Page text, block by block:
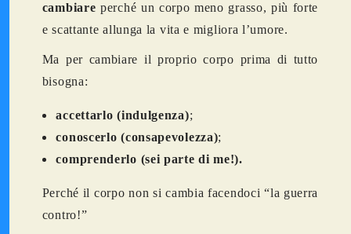
cambiare perché un corpo meno grasso, più forte
e scattante allunga la vita e migliora l’umore.
Ma per cambiare il proprio corpo prima di tutto
bisogna:
accettarlo (indulgenza);
conoscerlo (consapevolezza);
comprenderlo (sei parte di me!).
Perché il corpo non si cambia facendoci “la guerra
contro!”